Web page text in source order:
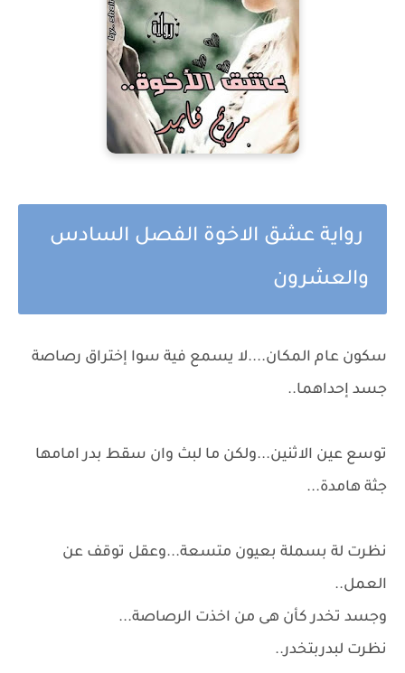
رواية عشق الاخوة الفصل السادس
والعشرون
سكون عام المكان....لا يسمع فية سوا إختراق رصاصة
جسد إحداهما..
توسع عين الاثنين...ولكن ما لبث وان سقط بدر امامها
جثة هامدة...
نظرت لة بسملة بعيون متسعة...وعقل توقف عن
العمل..
وجسد تخدر كأن هى من اخذت الرصاصة...
نظرت لبدربتخدر..